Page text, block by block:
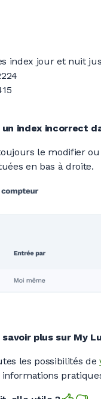
index jour et nuit
index incorrect
le modifier
en bas à droite.
plus sur My
les possibilités de